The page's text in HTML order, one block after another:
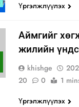
Үргэлжлүүлэх
Аймгийг
жилийн
khishge
20
0
1
Үргэлжлүүлэх